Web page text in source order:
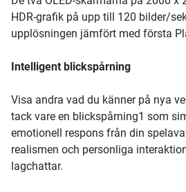
HDR-grafik på upp till 120 bilder/
upplösningen jämfört med första
Intelligent blickspårning
Visa andra vad du känner på nya
tack vare en blickspårning1 som
emotionell respons från din
realismen och personliga
lagchattar.